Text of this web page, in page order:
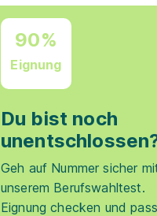
90%
Eignung
Du bist noch
Geh auf Nummer sicher
unserem Berufswahltest.
Eignung checken und